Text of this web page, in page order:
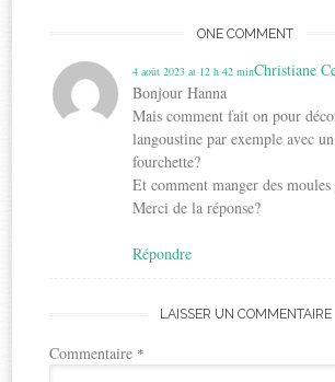
ONE COMMENT
Christiane
4 août 2023 at 12 h 42 min
Bonjour Hanna
Mais comment fait on pour
langoustine par exemple avec
fourchette?
Et comment manger des
Merci de la réponse?
Répondre
LAISSER UN COMMENTAIRE
Commentaire *